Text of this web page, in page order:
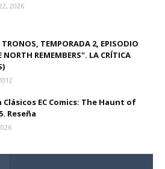
2026
TRONOS, TEMPORADA 2, EPISODIO
NORTH REMEMBERS". LA CRÍTICA
Clásicos EC Comics: The Haunt of
Reseña